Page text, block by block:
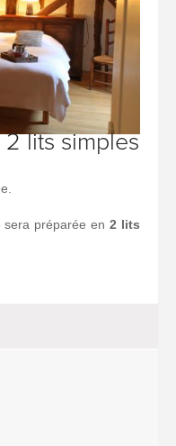
lits simples
sera préparée en2 lits